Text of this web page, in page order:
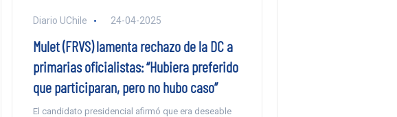
Diario UChile 24-04-2025
Mulet (FRVS) lamenta rechazo de la DC a
primarias oficialistas: “Hubiera preferido
que participaran, pero no hubo caso”
El candidato presidencial afirmó que era deseable